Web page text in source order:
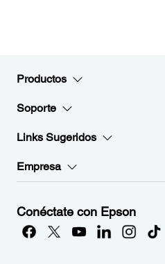
Productos
Soporte
Links Sugeridos
Empresa
Conéctate con Epson